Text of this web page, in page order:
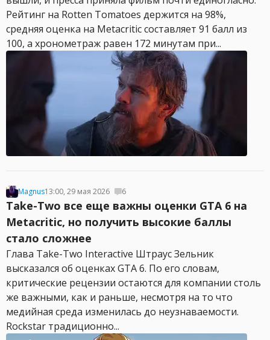
Рейтинг на Rotten Tomatoes держится на 98%,
средняя оценка на Metacritic составляет 91 балл из
100, а хронометраж равен 172 минутам при...
Magnus13:00, 29 мая 2026 6
Take-Two все еще важны оценки GTA 6 на
Metacritic, но получить высокие баллы
стало сложнее
Глава Take-Two Interactive Штраус Зельник
высказался об оценках GTA 6. По его словам,
критические рецензии остаются для компании столь
же важными, как и раньше, несмотря на то что
медийная среда изменилась до неузнаваемости.
Rockstar традиционно...